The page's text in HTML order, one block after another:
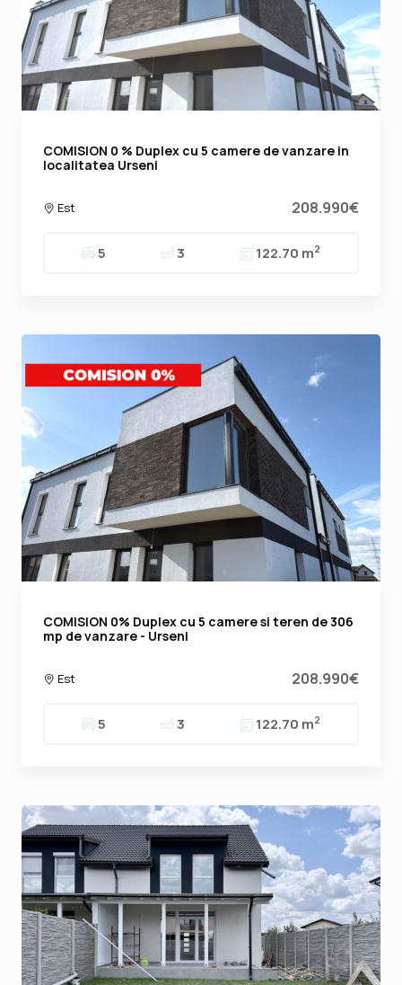
COMISION 0 % Duplex cu 5 camere de vanzare in
localitatea Urseni
Est 208.990€
5 3 122.70 m2
COMISION 0% Duplex cu 5 camere si teren de 306
mp de vanzare - Urseni
Est 208.990€
5 3 122.70 m2